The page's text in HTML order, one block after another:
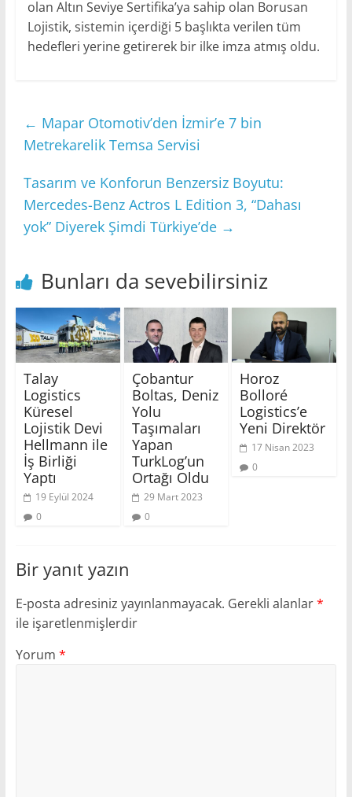
olan Altın Seviye Sertifika’ya sahip olan Borusan
Lojistik, sistemin içerdiği 5 başlıkta verilen tüm
hedefleri yerine getirerek bir ilke imza atmış oldu.
← Mapar Otomotiv’den İzmir’e 7 bin
Metrekarelik Temsa Servisi
Tasarım ve Konforun Benzersiz Boyutu:
Mercedes-Benz Actros L Edition 3, “Dahası
yok” Diyerek Şimdi Türkiye’de →
Bunları da sevebilirsiniz
Talay
Logistics
Küresel
Lojistik Devi
Hellmann ile
İş Birliği
Yaptı
19 Eylül 2024
0
Çobantur
Boltas, Deniz
Yolu
Taşımaları
Yapan
TurkLog’un
Ortağı Oldu
29 Mart 2023
0
Horoz
Bolloré
Logistics’e
Yeni Direktör
17 Nisan 2023
0
Bir yanıt yazın
E-posta adresiniz yayınlanmayacak. Gerekli alanlar*
ile işaretlenmişlerdir
Yorum *